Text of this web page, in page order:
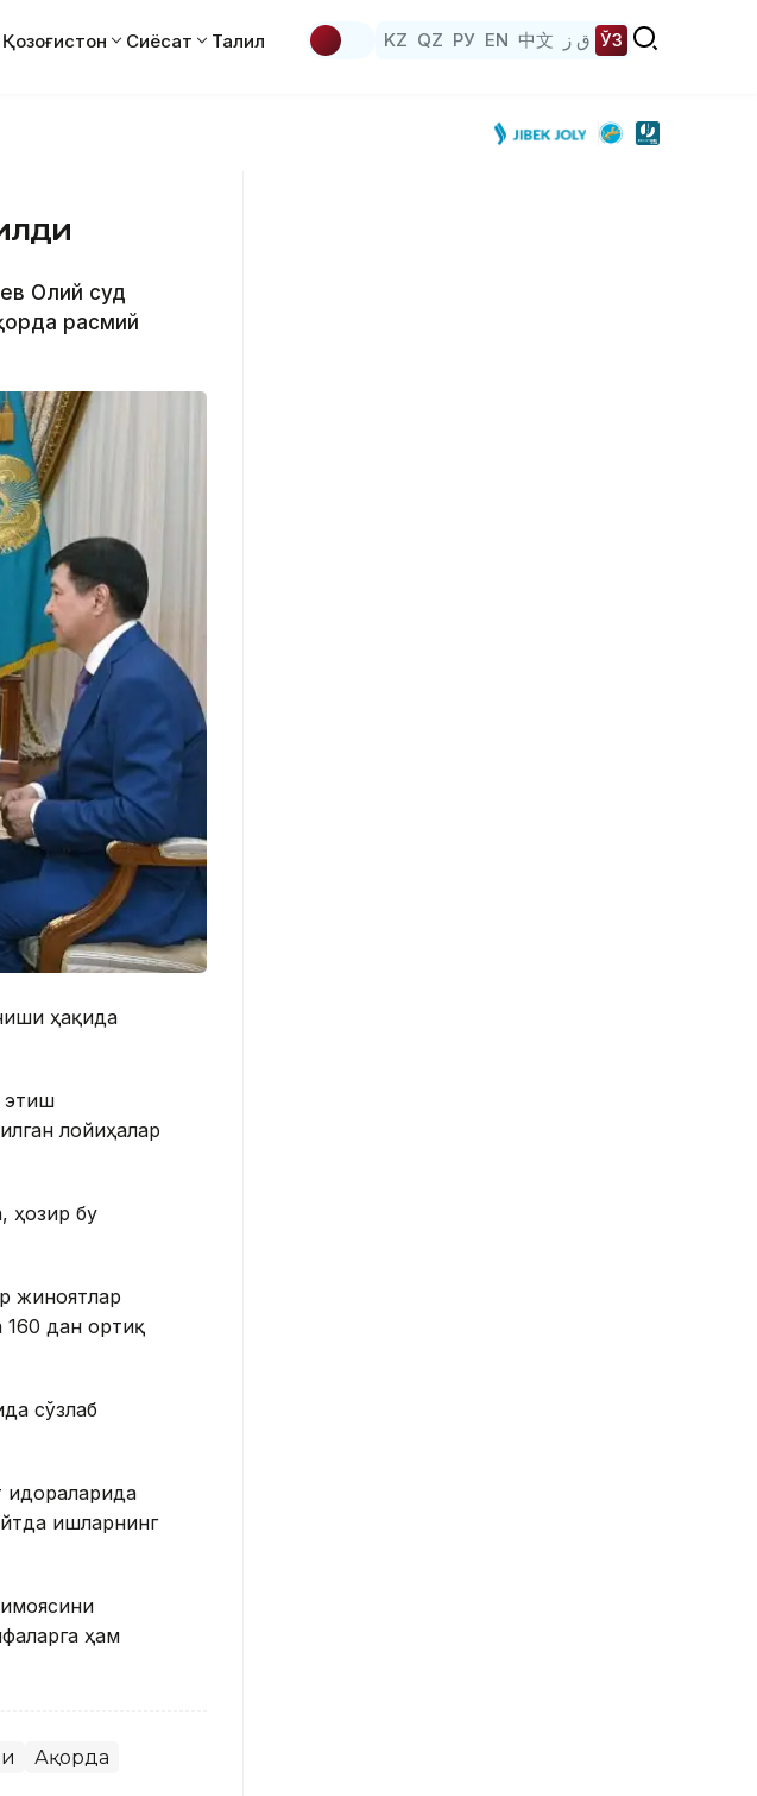
Қозоғистон Сиёсат Таҳлил KZ QZ РУ EN 中文 ق ز ЎЗ
Олий суд
расмий
ҳақида
этиш
лойиҳалар
ҳозир бу
жиноятлар
160 дан ортиқ
сўзлаб
идораларида
ишларнинг
ҳам
Ақорда